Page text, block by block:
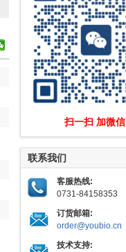
扫一扫 加微信
联系我们
客服热线:
0731-84158353
订货邮箱:
order@youbio.cn
技术支持: